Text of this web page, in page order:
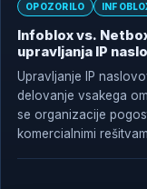
OPOZORILO
Infoblox vs.
upravljanja IP
Upravljanje IP
delovanje vsakega
se organizacije
komercialnimi